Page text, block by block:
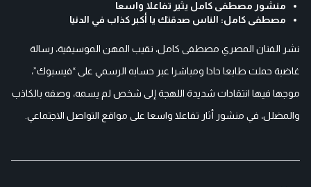
منشور مصطفى كامل يثير تفاعلا واسعا
مصطفى كامل: الناس صدقتك يا أكبر كذاب في الدنيا
نشر الفنان المصري مصطفى كامل، نقيب المهن الموسيقية، رسالة
غاضبة حملت طابعا حادا ومباشرا عبر حسابه الرسمي على “فيسبوك”،
موجها فيها انتقادات شديدة اللهجة إلى شخص لم يسمه، وصفه بالكاذب
والمضلل، في منشور أثار تفاعلا واسعا على مواقع التواصل الاجتماعي.